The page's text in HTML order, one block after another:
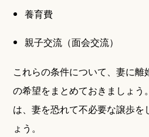
養育費
親子交流（面会交流）
これらの条件について、妻に
の希望をまとめておきましょう
は、妻を恐れて不必要な譲歩を
ょう。